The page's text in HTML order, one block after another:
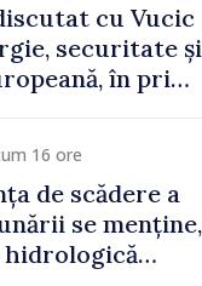
cu Vucic
securitate și
în prima
16 ore
de scădere a
se menține,